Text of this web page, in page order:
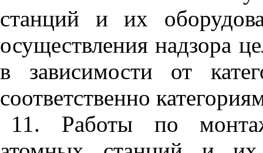
станций и их
осуществления надзора
в зависимости от
соответственно
11. Работы по